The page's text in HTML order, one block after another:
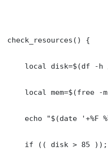
check_resources() {
local disk=$(df -h
local mem=$(free -
echo "$(date '+%F
if (( disk > 85